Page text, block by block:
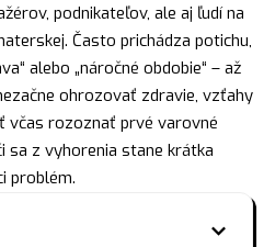
podnikateľov, ale aj ľudí na
Často prichádza potichu,
alebo „náročné obdobie“ – až
ohrozovať zdravie, vzťahy
včas rozoznať prvé varovné
sa z vyhorenia stane krátka
problém.